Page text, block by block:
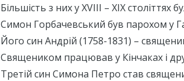
Більшість з них у XVІІІ – ХІХ
Симон Горбачевський був парохом у
Його син Андрій (1758-1831) –
Священиком працював у Кінчаках і
Третій син Симона Петро став